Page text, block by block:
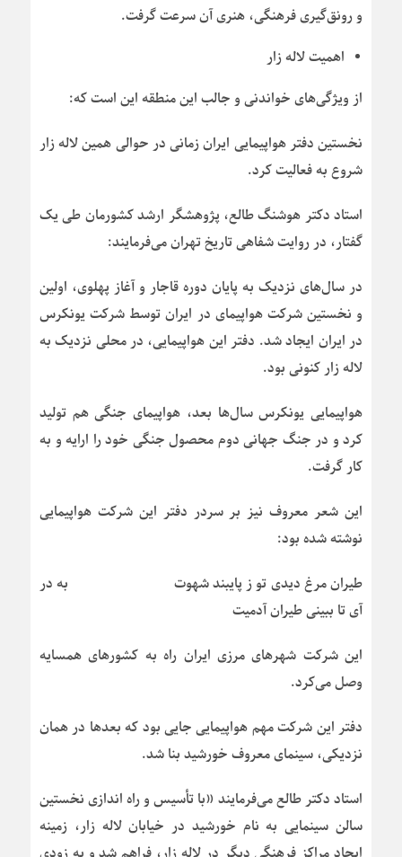
و رونق‌گیری فرهنگی، هنری آن سرعت گرفت.
اهمیت لاله زار
از ویژگی‌های خواندنی و جالب این منطقه این است که:
نخستین دفتر هواپیمایی ایران زمانی در حوالی همین لاله زار
شروع به فعالیت کرد.
استاد دکتر هوشنگ طالع، پژوهشگر ارشد کشورمان طی یک
گفتار، در روایت شفاهی تاریخ تهران می‌فرمایند:
در سال‌های نزدیک به پایان دوره قاجار و آغاز پهلوی، اولین
و نخستین شرکت هواپیمای در ایران توسط شرکت یونکرس
در ایران ایجاد شد. دفتر این هواپیمایی، در محلی نزدیک به
لاله زار کنونی بود.
هواپیمایی یونکرس سال‌ها بعد، هواپیمای جنگی هم تولید
کرد و در جنگ جهانی دوم محصول جنگی خود را ارایه و به
کار گرفت.
این شعر معروف نیز بر سردر دفتر این شرکت هواپیمایی
نوشته شده بود:
طیران مرغ دیدی تو ز پایبند شهوت به در
آی تا ببینی طیران آدمیت
این شرکت شهرهای مرزی ایران راه به کشورهای همسایه
وصل می‌کرد.
دفتر این شرکت مهم هواپیمایی جایی بود که بعدها در همان
نزدیکی، سینمای معروف خورشید بنا شد.
استاد دکتر طالع می‌فرمایند «با تأسیس و راه اندازی نخستین
سالن سینمایی به نام خورشید در خیابان لاله زار، زمینه